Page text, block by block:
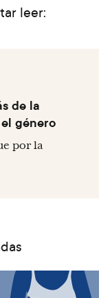
for Dual
Reports.
leer:
de la
género
por la